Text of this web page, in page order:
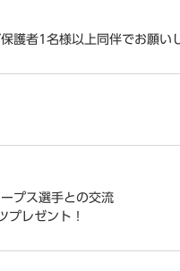
護者1名様以上同伴でお願い
プス選手との交流
レゼント！